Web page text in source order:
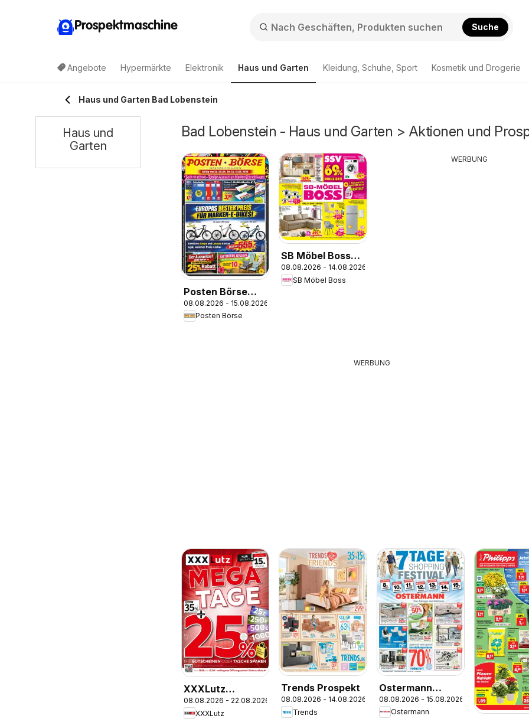
Prospektmaschine Suche
Angebote Hypermärkte Elektronik Haus und Garten Kleidung, Schuhe, Sport Kosmetik und Drogerie
Haus und Garten Bad Lobenstein
Bad Lobenstein - Haus und Garten > Aktionen und
Posten Börse
Prospekt
08.08.2026 - 15.08.2026
Posten Börse
SB Möbel Boss
Prospekt
08.08.2026 - 14.08.2026
SB Möbel Boss
WERBUNG
WERBUNG
XXXLutz
Prospekt
08.08.2026 - 22.08.2026
XXXLutz
Trends Prospekt
08.08.2026 - 14.08.2026
Trends
Ostermann
Prospekt
08.08.2026 - 15.08.2026
Ostermann
Haus und
Garten